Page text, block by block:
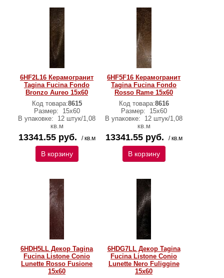
6HF2L16 Керамогранит
Tagina Fucina Fondo
Bronzo Aureo 15x60
Код товара:8615
Размер:
15x60
В упаковке:
12 штук/1,08
кв.м
13341.55 руб. / кв.м
В корзину
6HF5F16 Керамогранит
Tagina Fucina Fondo
Rosso Rame 15x60
Код товара:8616
Размер:
15x60
В упаковке:
12 штук/1,08
кв.м
13341.55 руб. / кв.м
В корзину
6HDH5LL Декор Tagina
Fucina Listone Conio
Lunette Rosso Fusione
15x60
6HDG7LL Декор Tagina
Fucina Listone Conio
Lunette Nero Fuliggine
15x60